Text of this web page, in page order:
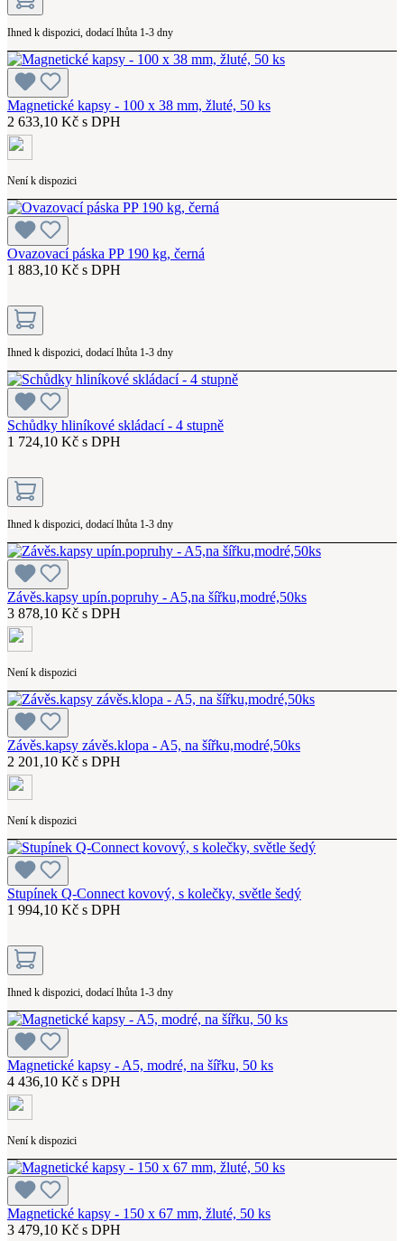
Ihned k dispozici, dodací lhůta 1-3 dny
Magnetické kapsy - 100 x 38 mm, žluté, 50 ks
2 633,10 Kč s DPH
Není k dispozici
Ovazovací páska PP 190 kg, černá
1 883,10 Kč s DPH
Ihned k dispozici, dodací lhůta 1-3 dny
Schůdky hliníkové skládací - 4 stupně
1 724,10 Kč s DPH
Ihned k dispozici, dodací lhůta 1-3 dny
Závěs.kapsy upín.popruhy - A5,na šířku,modré,50ks
3 878,10 Kč s DPH
Není k dispozici
Závěs.kapsy závěs.klopa - A5, na šířku,modré,50ks
2 201,10 Kč s DPH
Není k dispozici
Stupínek Q-Connect kovový, s kolečky, světle šedý
1 994,10 Kč s DPH
Ihned k dispozici, dodací lhůta 1-3 dny
Magnetické kapsy - A5, modré, na šířku, 50 ks
4 436,10 Kč s DPH
Není k dispozici
Magnetické kapsy - 150 x 67 mm, žluté, 50 ks
3 479,10 Kč s DPH